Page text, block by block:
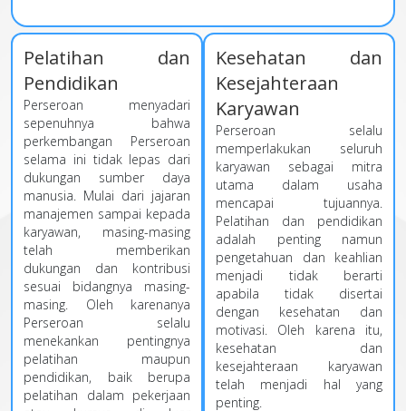
Pelatihan dan
Pendidikan
Perseroan menyadari
sepenuhnya bahwa
perkembangan Perseroan
selama ini tidak lepas dari
dukungan sumber daya
manusia. Mulai dari jajaran
manajemen sampai kepada
karyawan, masing-masing
telah memberikan
dukungan dan kontribusi
sesuai bidangnya masing-
masing. Oleh karenanya
Perseroan selalu
menekankan pentingnya
pelatihan maupun
pendidikan, baik berupa
pelatihan dalam pekerjaan
Kesehatan dan
Kesejahteraan
Karyawan
Perseroan selalu
memperlakukan seluruh
karyawan sebagai mitra
utama dalam usaha
mencapai tujuannya.
Pelatihan dan pendidikan
adalah penting namun
pengetahuan dan keahlian
menjadi tidak berarti
apabila tidak disertai
dengan kesehatan dan
motivasi. Oleh karena itu,
kesehatan dan
kesejahteraan karyawan
telah menjadi hal yang
penting.